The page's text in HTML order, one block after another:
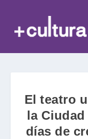
El teatro
la
días de